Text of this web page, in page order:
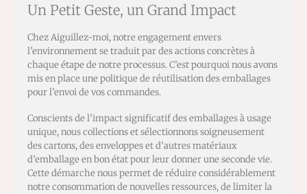
Un Petit Geste, un Grand Impact
Chez Aiguillez-moi, notre engagement envers
l’environnement se traduit par des actions concrètes à
chaque étape de notre processus. C’est pourquoi nous avons
mis en place une politique de réutilisation des emballages
pour l’envoi de vos commandes.
Conscients de l’impact significatif des emballages à usage
unique, nous collections et sélectionnons soigneusement
des cartons, des enveloppes et d’autres matériaux
d’emballage en bon état pour leur donner une seconde vie.
Cette démarche nous permet de réduire considérablement
notre consommation de nouvelles ressources, de limiter la